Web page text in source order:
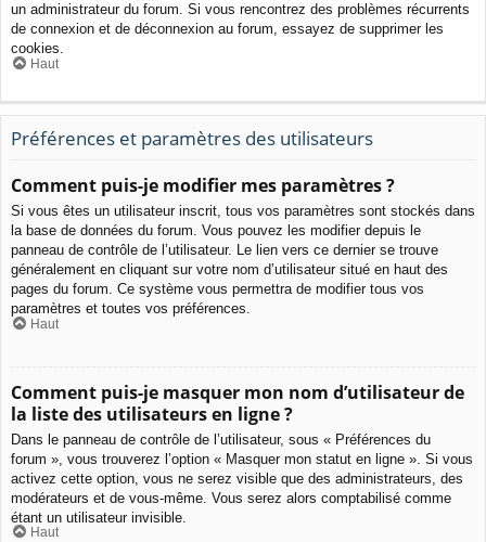
un administrateur du forum. Si vous rencontrez des problèmes récurrents
de connexion et de déconnexion au forum, essayez de supprimer les
cookies.
Haut
Préférences et paramètres des utilisateurs
Comment puis-je modifier mes paramètres ?
Si vous êtes un utilisateur inscrit, tous vos paramètres sont stockés dans
la base de données du forum. Vous pouvez les modifier depuis le
panneau de contrôle de l’utilisateur. Le lien vers ce dernier se trouve
généralement en cliquant sur votre nom d’utilisateur situé en haut des
pages du forum. Ce système vous permettra de modifier tous vos
paramètres et toutes vos préférences.
Haut
Comment puis-je masquer mon nom d’utilisateur de
la liste des utilisateurs en ligne ?
Dans le panneau de contrôle de l’utilisateur, sous « Préférences du
forum », vous trouverez l’option « Masquer mon statut en ligne ». Si vous
activez cette option, vous ne serez visible que des administrateurs, des
modérateurs et de vous-même. Vous serez alors comptabilisé comme
étant un utilisateur invisible.
Haut